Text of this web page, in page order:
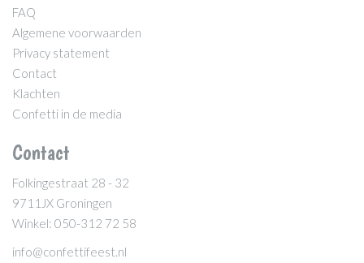
FAQ
Algemene voorwaarden
Privacy statement
Contact
Klachten
Confetti in de media
Contact
Folkingestraat 28 - 32
9711JX Groningen
Winkel: 050-312 72 58
info@confettifeest.nl